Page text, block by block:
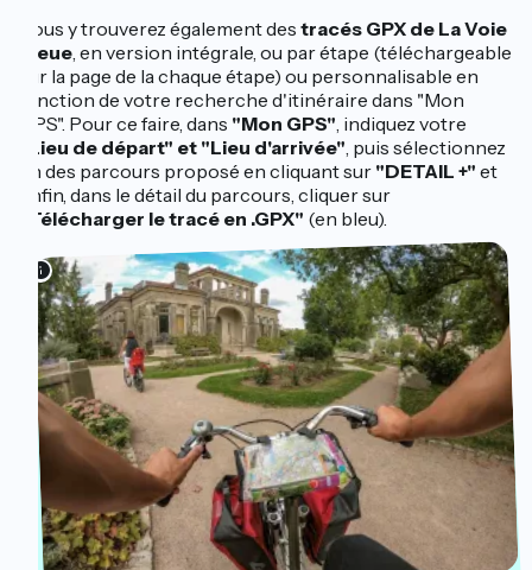
Vous y trouverez également des tracés GPX de La Voie
Bleue, en version intégrale, ou par étape (téléchargeable
sur la page de la chaque étape) ou personnalisable en
fonction de votre recherche d'itinéraire dans "Mon
GPS". Pour ce faire, dans "Mon GPS", indiquez votre
"Lieu de départ" et "Lieu d'arrivée", puis sélectionnez
un des parcours proposé en cliquant sur "DETAIL +" et
enfin, dans le détail du parcours, cliquer sur
"Télécharger le tracé en .GPX" (en bleu).